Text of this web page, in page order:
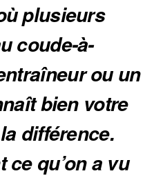
plusieurs
coude-à-
ou un
bien votre
différence.
ce qu’on a vu